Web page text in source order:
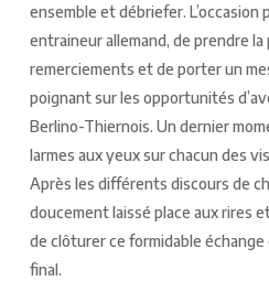
ensemble et débriefer. L’occasion
entraineur allemand, de prendre la
remerciements et de porter un
poignant sur les opportunités
Berlino-Thiernois. Un dernier
larmes aux yeux sur chacun des
Après les différents discours de
doucement laissé place aux rires
de clôturer ce formidable
final.